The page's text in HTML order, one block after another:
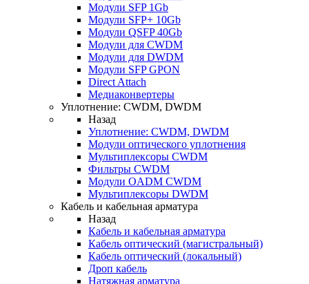
Модули SFP 1Gb
Модули SFP+ 10Gb
Модули QSFP 40Gb
Модули для CWDM
Модули для DWDM
Модули SFP GPON
Direct Attach
Медиаконвертеры
Уплотнение: CWDM, DWDM
Назад
Уплотнение: CWDM, DWDM
Модули оптического уплотнения
Мультиплексоры CWDM
Фильтры CWDM
Модули OADM CWDM
Мультиплексоры DWDM
Кабель и кабельная арматура
Назад
Кабель и кабельная арматура
Кабель оптический (магистральный)
Кабель оптический (локальный)
Дроп кабель
Натяжная арматура